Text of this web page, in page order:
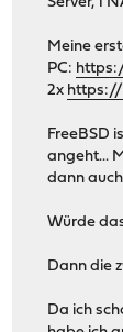
Meine
PC:
2x https://
FreeBSD
angeht...
dann
Würde
Dann die
Da ich